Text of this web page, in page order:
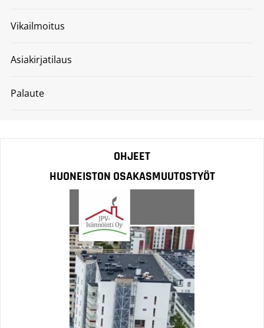
Vikailmoitus
Asiakirjatilaus
Palaute
OHJEET
HUONEISTON OSAKASMUUTOSTYÖT